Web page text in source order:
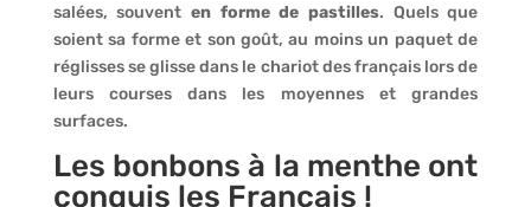
salées, souventen forme de pastilles. Quels que
soient sa forme et son goût, au moins un paquet de
réglisses se glisse dans le chariot des français lors de
leurs courses dans les moyennes et grandes
surfaces.
Les bonbons à la menthe ont
conquis les Français !